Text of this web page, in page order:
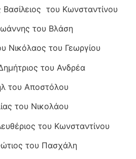
Βασίλειος του Κωνσταντίνου
του Βλάση
Νικόλαος του Γεωργίου
του Ανδρέα
του Αποστόλου
του Νικολάου
του Κωνσταντίνου
του Πασχάλη